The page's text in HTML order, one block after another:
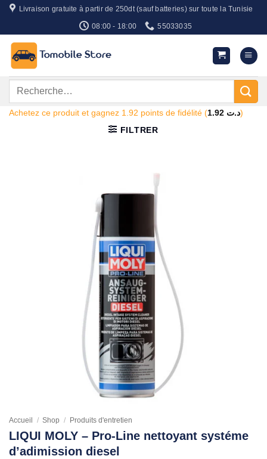
Passer
contenu
Livraison gratuite à partir de 250dt (sauf batteries) sur toute la Tunisie
08:00 - 18:00 55033035
Recherche
Achetez ce produit et gagnez 1.92 points de fidélité (1.92 د.ت)
FILTRER
Accueil / Shop / Produits d'entretien
LIQUI MOLY – Pro-Line nettoyant systéme
d’adimission diesel